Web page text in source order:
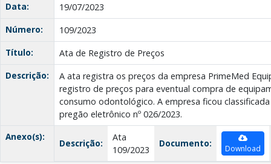
Data:
19/07/2023
Número:
109/2023
Título:
Ata de Registro de Preços
Descrição:
A ata registra os preços da empresa PrimeMed
registro de preços para eventual compra de
consumo odontológico. A empresa ficou
pregão eletrônico nº 026/2023.
Anexo(s):
Descrição:
Ata
109/2023
Documento: Download